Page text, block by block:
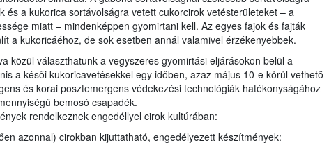
és a kukorica sortávolságra vetett cukorcirok vetésterületeket – a
miatt – mindenképpen gyomirtani kell. Az egyes fajok és fajták
a kukoricáéhoz, de sok esetben annál valamivel érzékenyebbek.
közül választhatunk a vegyszeres gyomirtási eljárásokon belül a
a késői kukoricavetésekkel egy időben, azaz május 10-e körül vethető
és korai posztemergens védekezési technológiák hatékonyságához
bemosó csapadék.
rendelkeznek engedéllyel cirok kultúrában:
azonnal) cirokban kijuttatható, engedélyezett készítmények: